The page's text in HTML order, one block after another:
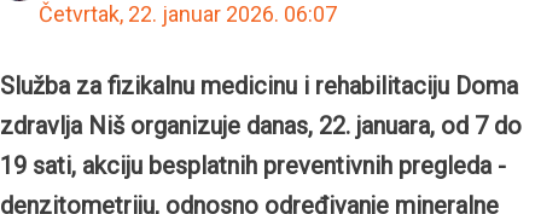
Četvrtak, 22. januar 2026. 06:07
Služba za fizikalnu medicinu i rehabilitaciju Doma
zdravlja Niš organizuje danas, 22. januara, od 7 do
19 sati, akciju besplatnih preventivnih pregleda -
denzitometriju, odnosno određivanje mineralne